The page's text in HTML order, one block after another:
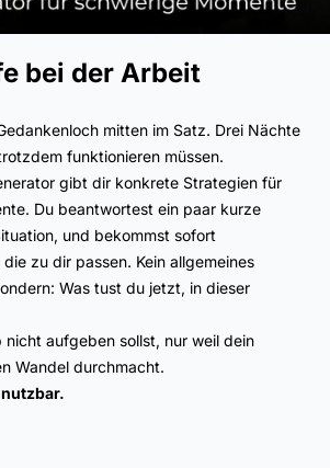
bei der Arbeit
mitten im Satz. Drei Nächte
funktionieren müssen.
gibt dir konkrete Strategien für
Du beantwortest ein paar kurze
und bekommst sofort
zu dir passen. Kein allgemeines
Was tust du jetzt, in dieser
nicht aufgeben sollst, nur weil dein
Wandel durchmacht.